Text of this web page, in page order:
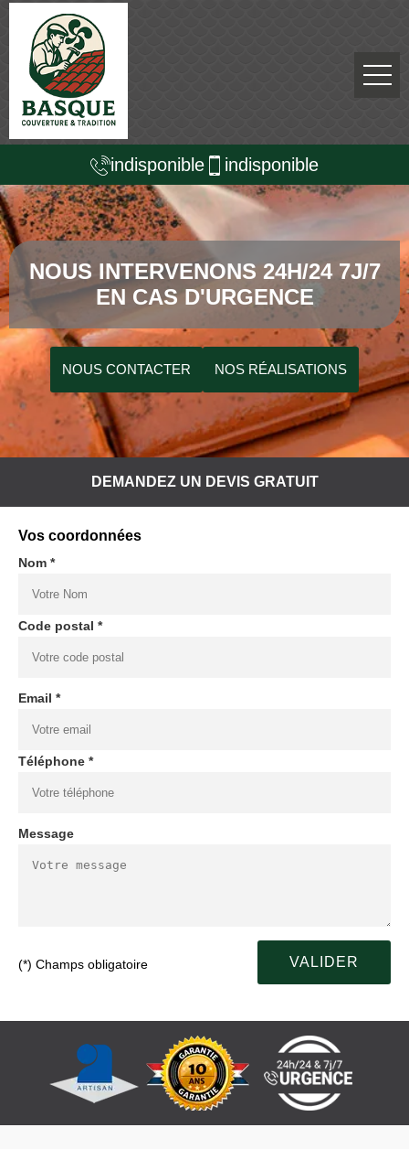
indisponible indisponible
NOUS INTERVENONS 24H/24 7J/7
EN CAS D'URGENCE
NOUS CONTACTER NOS RÉALISATIONS
DEMANDEZ UN DEVIS GRATUIT
Vos coordonnées
Nom *
Code postal *
Email *
Téléphone *
Message
(*) Champs obligatoire